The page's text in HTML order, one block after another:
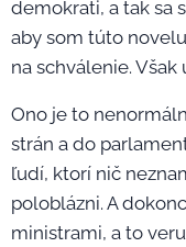
demokrati, a tak sa
aby som túto
na schválenie.
Ono je to
strán a do
ľudí, ktorí nič
poloblázni. A
ministrami, a to